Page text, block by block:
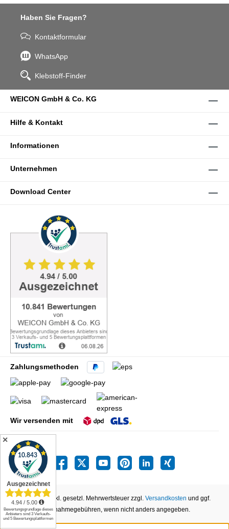
Haben Sie Fragen?
Kontaktformular
WhatsApp
Klebstoff-Finder
WEICON GmbH & Co. KG
Hilfe & Kontakt
Informationen
Unternehmen
Download Center
Zahlungsmethoden
Wir versenden mit
Alle Preise inkl. gesetzl. Mehrwertsteuer zzgl. Versandkosten und ggf.
Nachnahmegebühren, wenn nicht anders angegeben.
✕